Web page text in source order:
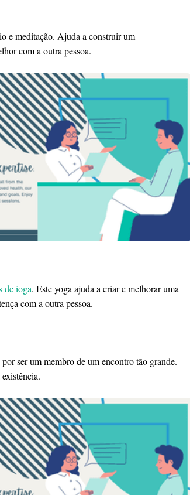
e meditação. Ajuda a construir um
com a outra pessoa.
de ioga. Este yoga ajuda a criar e melhorar uma
com a outra pessoa.
ser um membro de um encontro tão grande.